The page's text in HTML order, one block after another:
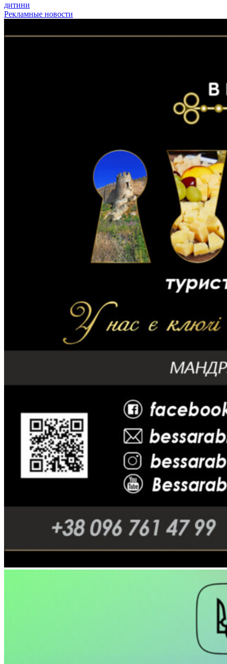
дитини
Рекламные новости